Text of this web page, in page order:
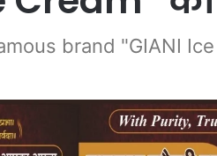
brand "GIANI